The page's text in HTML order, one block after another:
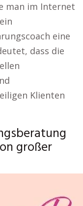
man im Internet
eine
dass die
Klienten
großer